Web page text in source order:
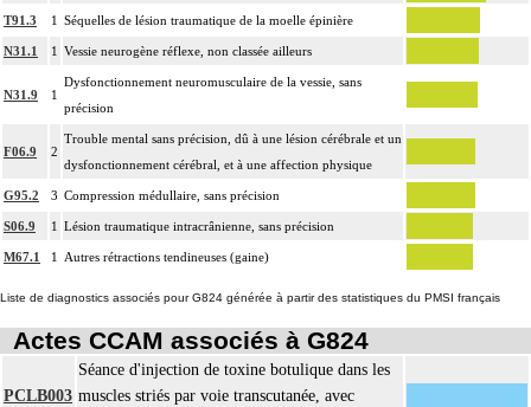
T91.3 1 Séquelles de lésion traumatique de la moelle épinière
N31.1 1 Vessie neurogène réflexe, non classée ailleurs
N31.9 1
Dysfonctionnement neuromusculaire de la vessie, sans
précision
F06.9 2
Trouble mental sans précision, dû à une lésion cérébrale et un
dysfonctionnement cérébral, et à une affection physique
G95.2 3 Compression médullaire, sans précision
S06.9 1 Lésion traumatique intracrânienne, sans précision
M67.1 1 Autres rétractions tendineuses (gaine)
Liste de diagnostics associés pour G824 générée à partir des statistiques du PMSI français
Actes CCAM associés à G824
PCLB003
Séance d'injection de toxine botulique dans les
muscles striés par voie transcutanée, avec